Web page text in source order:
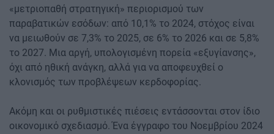
«μετριοπαθή στρατηγική» περιορισμού των
παραβατικών εσόδων: από 10,1% το 2024, στόχος είναι
να μειωθούν σε 7,3% το 2025, σε 6% το 2026 και σε 5,8%
το 2027. Μια αργή, υπολογισμένη πορεία «εξυγίανσης»,
όχι από ηθική ανάγκη, αλλά για να αποφευχθεί ο
κλονισμός των προβλέψεων κερδοφορίας.
Ακόμη και οι ρυθμιστικές πιέσεις εντάσσονται στον ίδιο
οικονομικό σχεδιασμό. Ένα έγγραφο του Νοεμβρίου 2024